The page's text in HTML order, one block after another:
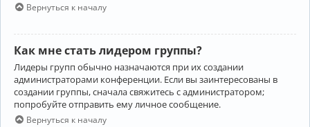
Вернуться к началу
Как мне стать лидером группы?
Лидеры групп обычно назначаются при их создании
администраторами конференции. Если вы заинтересованы в
создании группы, сначала свяжитесь с администратором;
попробуйте отправить ему личное сообщение.
Вернуться к началу